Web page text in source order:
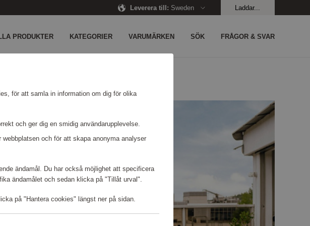
Leverera till: Sweden Laddar...
PRODUKTER KATEGORIER VARUMÄRKEN SÖK FRÅGOR & SVAR
för att samla in information om dig för olika
och ger dig en smidig användarupplevelse.
och för att skapa anonyma analyser
ändamål. Du har också möjlighet att specificera
ändamålet och sedan klicka på "Tillåt urval".
på "Hantera cookies" längst ner på sidan.